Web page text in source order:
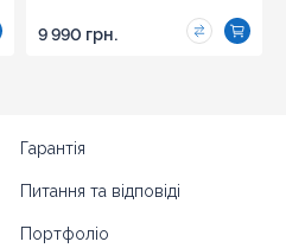
9 990 грн.
Гарантія
Питання та відповіді
Портфоліо